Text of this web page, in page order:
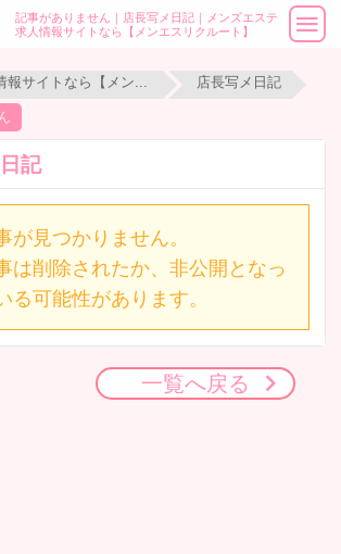
記事がありません｜店長写メ日記｜メンズエステ
求人情報サイトなら【メンエスリクルート】
店長写メ日記
記
が見つかりません。
は削除されたか、非公開となっ
る可能性があります。
一覧へ戻る